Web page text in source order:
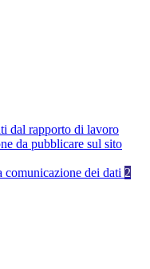
dal rapporto di lavoro
da pubblicare sul sito
comunicazione dei dati 2